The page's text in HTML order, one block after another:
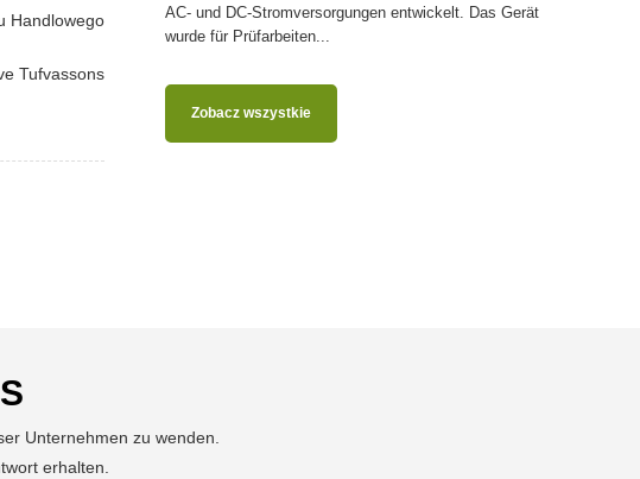
Handlowego
Tufvassons
AC- und DC-Stromversorgungen entwickelt. Das Gerät
wurde für Prüfarbeiten...
Zobacz wszystkie
Unternehmen zu wenden.
erhalten.